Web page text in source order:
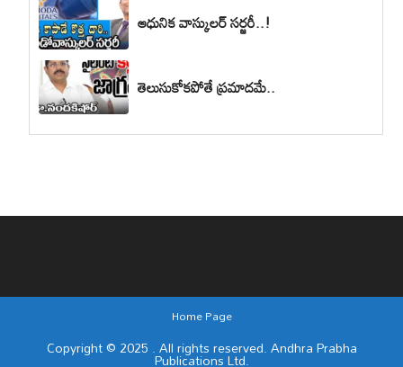
ఆధునిక వాస్కులర్ సర్జరీ..!
తెలుసుకోకపోతే ప్రమాదమే..
Home Page
Copyright © 2025 . All rights reserved. Andhra Prabha
Publications Ltd.